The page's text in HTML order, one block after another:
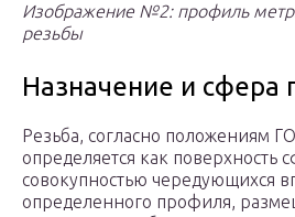
Изображение №2: профиль
резьбы
Назначение и сфера
Резьба, согласно положениям
определяется как поверхность
совокупностью чередующихся
определенного профиля,